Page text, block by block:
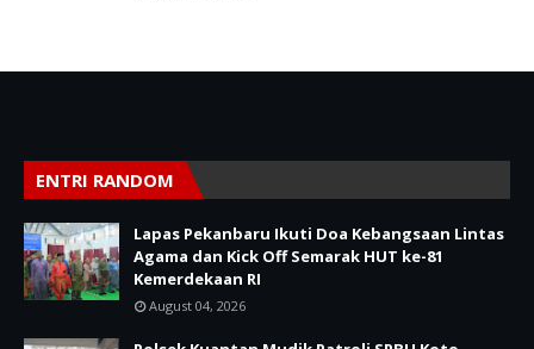
ENTRI RANDOM
Lapas Pekanbaru Ikuti Doa Kebangsaan Lintas
Agama dan Kick Off Semarak HUT ke-81
Kemerdekaan RI
August 04, 2026